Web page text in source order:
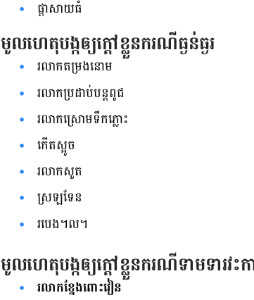
ផ្ដាសាយ​ធំ
មូល​ហេតុ​បង្ក​ឲ្យ​ក្ដៅ​ខ្លួន​ករណី​ធ្ងន់ធ្ងរ
រលាក​តម្រង​នោម
រលាក​ប្រដាប់​បន្ត​ពូជ
រលាក​ស្រោម​ទឹក​ភ្លោះ
កើតស្អូច
រលាក​សួត
ស្រឡទែន
របេង។ល។
មូលហេតុ​បង្ក​ឲ្យ​ក្ដៅ​ខ្លួន​ករណី​ទាមទារ​វះក
រលាក​ខ្នែង​ពោះវៀន